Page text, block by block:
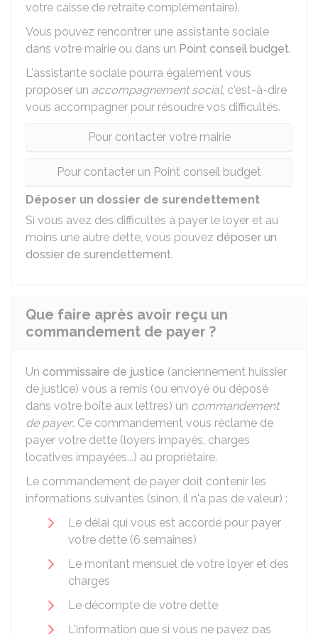
votre caisse de retraite complémentaire).
Vous pouvez rencontrer une assistante sociale
dans votre mairie ou dans un Point conseil budget.
L'assistante sociale pourra également vous
proposer un accompagnement social, c'est-à-dire
vous accompagner pour résoudre vos difficultés.
Pour contacter votre mairie
Pour contacter un Point conseil budget
Déposer un dossier de surendettement
Si vous avez des difficultés à payer le loyer et au
moins une autre dette, vous pouvez déposer un
dossier de surendettement.
Que faire après avoir reçu un
commandement de payer ?
Un commissaire de justice (anciennement huissier
de justice) vous a remis (ou envoyé ou déposé
dans votre boîte aux lettres) un commandement
de payer. Ce commandement vous réclame de
payer votre dette (loyers impayés, charges
locatives impayées...) au propriétaire.
Le commandement de payer doit contenir les
informations suivantes (sinon, il n'a pas de valeur) :
Le délai qui vous est accordé pour payer
votre dette (6 semaines)
Le montant mensuel de votre loyer et des
charges
Le décompte de votre dette
L'information que si vous ne payez pas